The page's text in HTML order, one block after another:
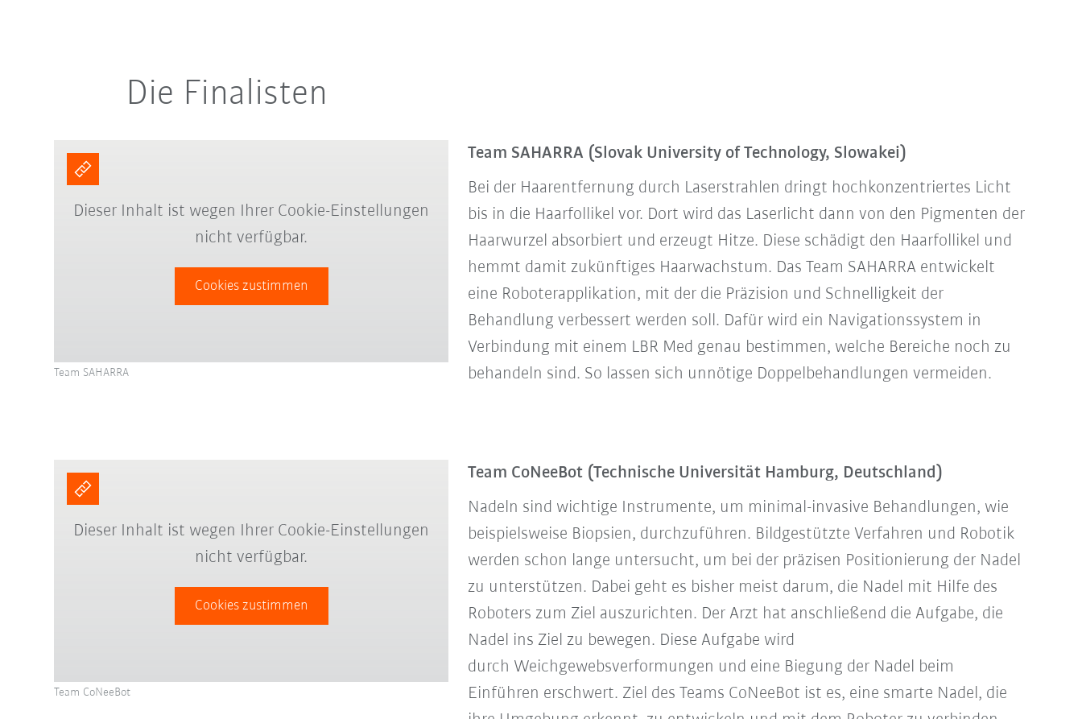
Die Finalisten
Team SAHARRA (Slovak University of Technology, Slowakei)
Bei der Haarentfernung durch Laserstrahlen dringt hochkonzentriertes Licht
bis in die Haarfollikel vor. Dort wird das Laserlicht dann von den Pigmenten der
Haarwurzel absorbiert und erzeugt Hitze. Diese schädigt den Haarfollikel und
hemmt damit zukünftiges Haarwachstum. Das Team SAHARRA entwickelt
eine Roboterapplikation, mit der die Präzision und Schnelligkeit der
Behandlung verbessert werden soll. Dafür wird ein Navigationssystem in
Verbindung mit einem LBR Med genau bestimmen, welche Bereiche noch zu
behandeln sind. So lassen sich unnötige Doppelbehandlungen vermeiden.
Dieser Inhalt ist wegen Ihrer Cookie-Einstellungen
nicht verfügbar.
Cookies zustimmen
Team SAHARRA
Team CoNeeBot (Technische Universität Hamburg, Deutschland)
Nadeln sind wichtige Instrumente, um minimal-invasive Behandlungen, wie
beispielsweise Biopsien, durchzuführen. Bildgestützte Verfahren und Robotik
werden schon lange untersucht, um bei der präzisen Positionierung der Nadel
zu unterstützen. Dabei geht es bisher meist darum, die Nadel mit Hilfe des
Roboters zum Ziel auszurichten. Der Arzt hat anschließend die Aufgabe, die
Nadel ins Ziel zu bewegen. Diese Aufgabe wird
durch Weichgewebsverformungen und eine Biegung der Nadel beim
Einführen erschwert. Ziel des Teams CoNeeBot ist es, eine smarte Nadel, die
Dieser Inhalt ist wegen Ihrer Cookie-Einstellungen
nicht verfügbar.
Cookies zustimmen
Team CoNeeBot